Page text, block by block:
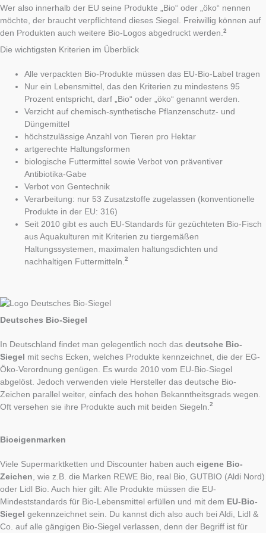
Wer also innerhalb der EU seine Produkte „Bio“ oder „öko“ nennen
möchte, der braucht verpflichtend dieses Siegel. Freiwillig können auf
den Produkten auch weitere Bio-Logos abgedruckt werden. 2
Die wichtigsten Kriterien im Überblick
Alle verpackten Bio-Produkte müssen das EU-Bio-Label tragen
Nur ein Lebensmittel, das den Kriterien zu mindestens 95
Prozent entspricht, darf „Bio“ oder „öko“ genannt werden.
Verzicht auf chemisch-synthetische Pflanzenschutz- und
Düngemittel
höchstzulässige Anzahl von Tieren pro Hektar
artgerechte Haltungsformen
biologische Futtermittel sowie Verbot von präventiver
Antibiotika-Gabe
Verbot von Gentechnik
Verarbeitung: nur 53 Zusatzstoffe zugelassen (konventionelle
Produkte in der EU: 316)
Seit 2010 gibt es auch EU-Standards für gezüchteten Bio-Fisch
aus Aquakulturen mit Kriterien zu tiergemäßen
Haltungssystemen, maximalen haltungsdichten und
nachhaltigen Futtermitteln.2
Deutsches Bio-Siegel
In Deutschland findet man gelegentlich noch das deutsche Bio-
Siegel mit sechs Ecken, welches Produkte kennzeichnet, die der EG-
Öko-Verordnung genügen. Es wurde 2010 vom EU-Bio-Siegel
abgelöst. Jedoch verwenden viele Hersteller das deutsche Bio-
Zeichen parallel weiter, einfach des hohen Bekanntheitsgrads wegen.
Oft versehen sie ihre Produkte auch mit beiden Siegeln. 2
Bioeigenmarken
Viele Supermarktketten und Discounter haben auch eigene Bio-
Zeichen, wie z.B. die Marken REWE Bio, real Bio, GUTBIO (Aldi Nord)
oder Lidl Bio. Auch hier gilt: Alle Produkte müssen die EU-
Mindeststandards für Bio-Lebensmittel erfüllen und mit dem EU-Bio-
Siegel gekennzeichnet sein. Du kannst dich also auch bei Aldi, Lidl &
Co. auf alle gängigen Bio-Siegel verlassen, denn der Begriff ist für